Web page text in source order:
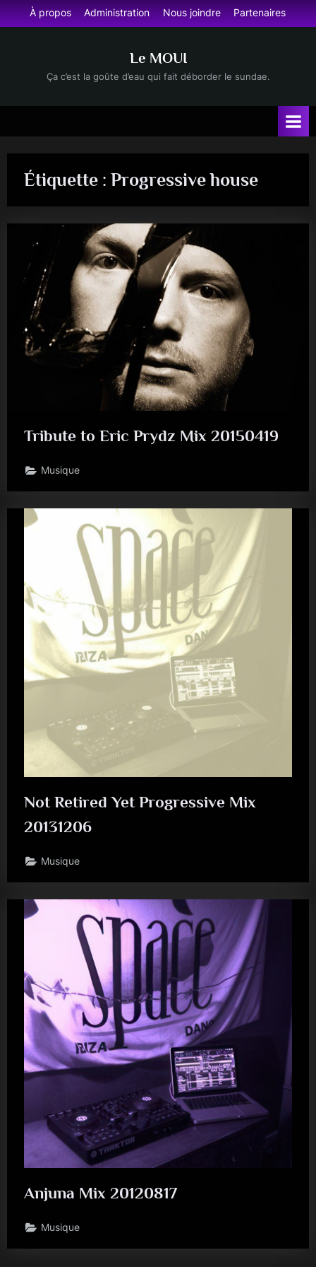
Skip
to
À propos Administration Nous joindre Partenaires
Le MOUI
Ça c’est la goûte d’eau qui fait déborder le sundae.
Étiquette : Progressive house
Tribute to Eric Prydz Mix 20150419
Musique
Not Retired Yet Progressive Mix
20131206
Musique
Anjuna Mix 20120817
Musique